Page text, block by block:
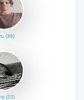
(39)
(23)